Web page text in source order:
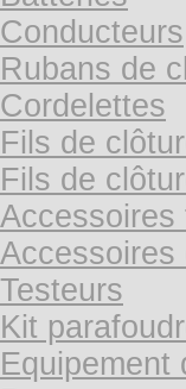
Conducteurs
Rubans de
Cordelettes
Fils de
Fils de
Accessoires
Accessoires
Testeurs
Kit
Equipement